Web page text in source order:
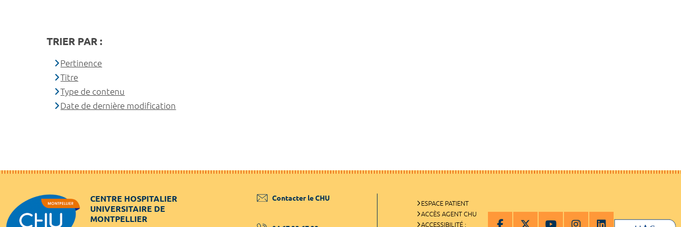
TRIER PAR :
Pertinence
Titre
Type de contenu
Date de dernière modification
CENTRE HOSPITALIER
UNIVERSITAIRE DE
MONTPELLIER
Contacter le CHU
ESPACE PATIENT
ACCÈS AGENT CHU
ACCESSIBILITÉ :